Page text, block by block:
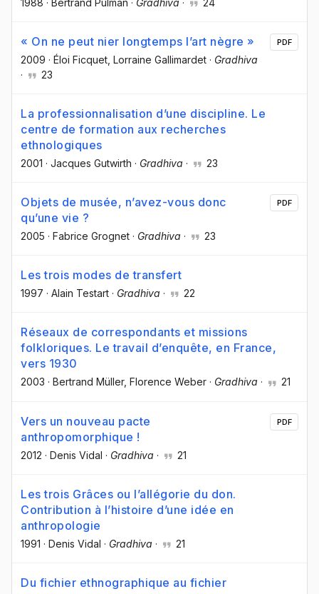
« On ne peut nier longtemps l’art nègre »
2009 · Éloi Ficquet , Lorraine Gallimardet · Gradhiva
·
23
PDF
La professionnalisation d’une discipline. Le
centre de formation aux recherches
ethnologiques
2001 · Jacques Gutwirth · Gradhiva · 23
Objets de musée, n’avez-vous donc
qu’une vie ?
2005 · Fabrice Grognet · Gradhiva · 23
PDF
Les trois modes de transfert
1997 · Alain Testart · Gradhiva · 22
Réseaux de correspondants et missions
folkloriques. Le travail d’enquête, en France,
vers 1930
2003 · Bertrand Müller, Florence Weber · Gradhiva · 21
Vers un nouveau pacte
anthropomorphique !
2012 · Denis Vidal · Gradhiva · 21
PDF
Les trois Grâces ou l’allégorie du don.
Contribution à l’histoire d’une idée en
anthropologie
1991 · Denis Vidal · Gradhiva · 21
Du fichier ethnographique au fichier